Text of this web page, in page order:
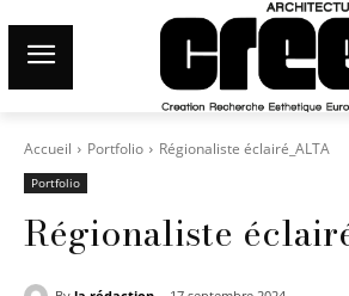
Accueil Portfolio Régionaliste éclairé_ALTA
Portfolio
Régionaliste